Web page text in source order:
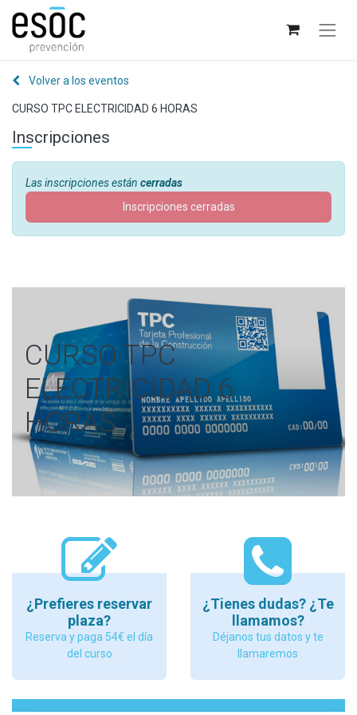
Volver a los eventos
CURSO TPC ELECTRICIDAD 6 HORAS
Inscripciones
Las inscripciones están cerradas
Inscripciones cerradas
CURSO TPC
ELECTRICIDAD 6
HORAS
¿Prefieres reservar
plaza?
Reserva y paga 54€ el día
del curso
¿Tienes dudas? ¿Te
llamamos?
Déjanos tus datos y te
llamaremos